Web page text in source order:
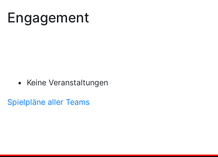
Engagement
Keine Veranstaltungen
Spielpläne aller Teams